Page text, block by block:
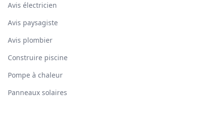
Avis électricien
Avis paysagiste
Avis plombier
Construire piscine
Pompe à chaleur
Panneaux solaires